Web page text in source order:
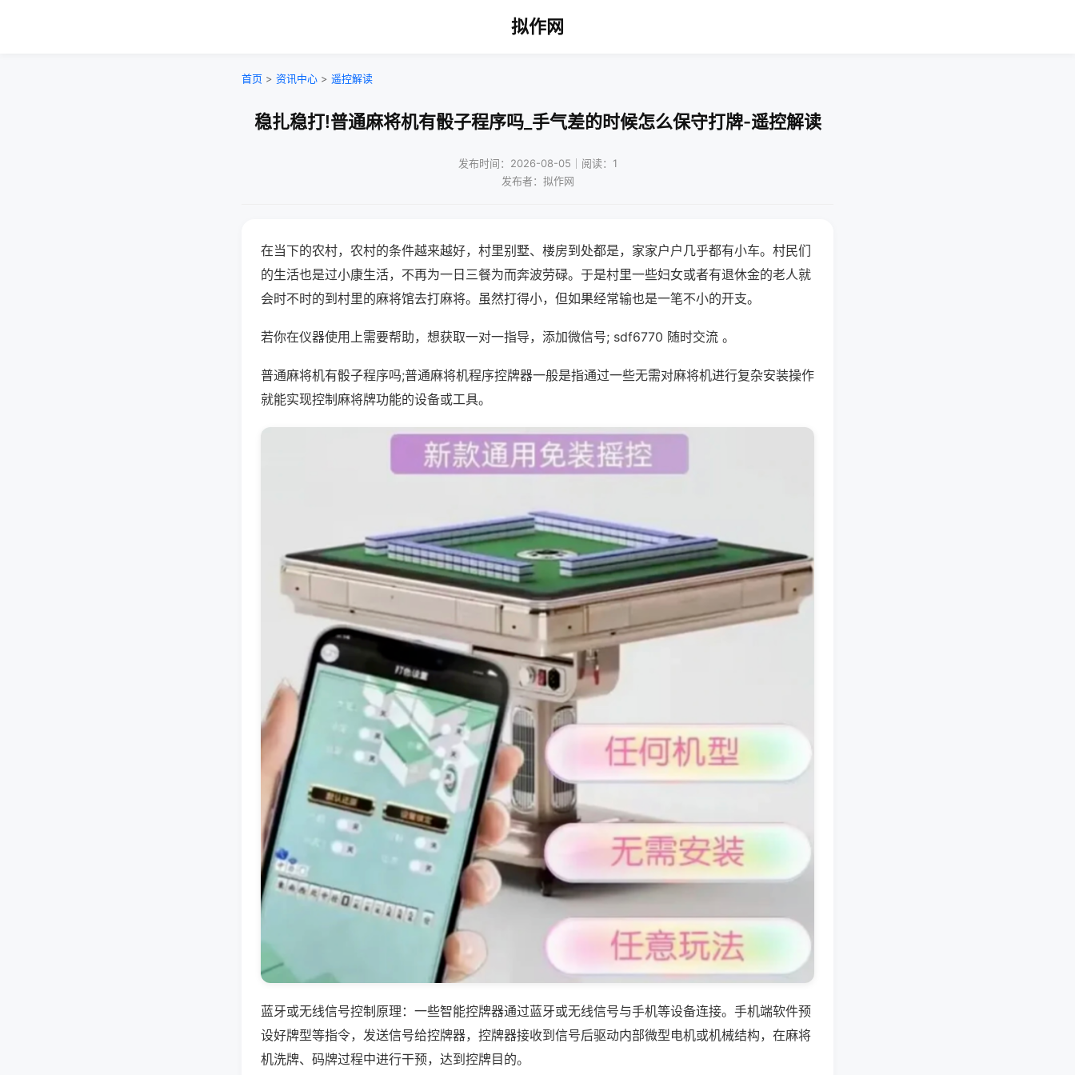
拟作网
首页 > 资讯中心 > 遥控解读
稳扎稳打!普通麻将机有骰子程序吗_手气差的时候怎么保守打牌-遥控解读
发布时间：2026-08-05｜阅读：1
发布者：拟作网
在当下的农村，农村的条件越来越好，村里别墅、楼房到处都是，家家户户几乎都有小车。村民们
的生活也是过小康生活，不再为一日三餐为而奔波劳碌。于是村里一些妇女或者有退休金的老人就
会时不时的到村里的麻将馆去打麻将。虽然打得小，但如果经常输也是一笔不小的开支。
若你在仪器使用上需要帮助，想获取一对一指导，添加微信号; sdf6770 随时交流 。
普通麻将机有骰子程序吗;普通麻将机程序控牌器一般是指通过一些无需对麻将机进行复杂安装操作
就能实现控制麻将牌功能的设备或工具。
蓝牙或无线信号控制原理：一些智能控牌器通过蓝牙或无线信号与手机等设备连接。手机端软件预
设好牌型等指令，发送信号给控牌器，控牌器接收到信号后驱动内部微型电机或机械结构，在麻将
机洗牌、码牌过程中进行干预，达到控牌目的。